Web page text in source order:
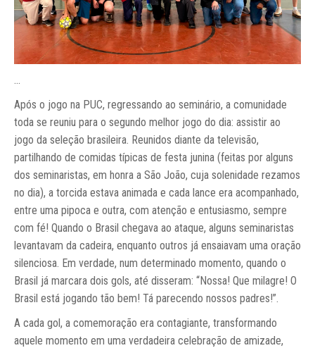
...
Após o jogo na PUC, regressando ao seminário, a comunidade
toda se reuniu para o segundo melhor jogo do dia: assistir ao
jogo da seleção brasileira. Reunidos diante da televisão,
partilhando de comidas típicas de festa junina (feitas por alguns
dos seminaristas, em honra a São João, cuja solenidade rezamos
no dia), a torcida estava animada e cada lance era acompanhado,
entre uma pipoca e outra, com atenção e entusiasmo, sempre
com fé! Quando o Brasil chegava ao ataque, alguns seminaristas
levantavam da cadeira, enquanto outros já ensaiavam uma oração
silenciosa. Em verdade, num determinado momento, quando o
Brasil já marcara dois gols, até disseram: “Nossa! Que milagre! O
Brasil está jogando tão bem! Tá parecendo nossos padres!”.
A cada gol, a comemoração era contagiante, transformando
aquele momento em uma verdadeira celebração de amizade,